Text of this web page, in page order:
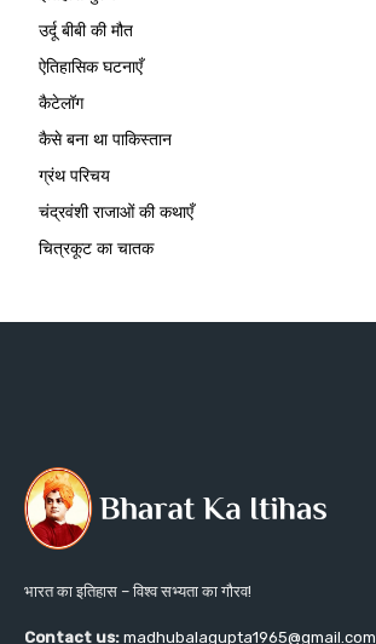
उर्दू बीबी की मौत
ऐतिहासिक घटनाएँ
कैटेलॉग
कैसे बना था पाकिस्तान
ग्रंथ परिचय
चंद्रवंशी राजाओं की कथाएँ
चित्रकूट का चातक
भारत का इतिहास – विश्व सभ्यता का गौरव!
Contact us: madhubalagupta1965@gmail.com